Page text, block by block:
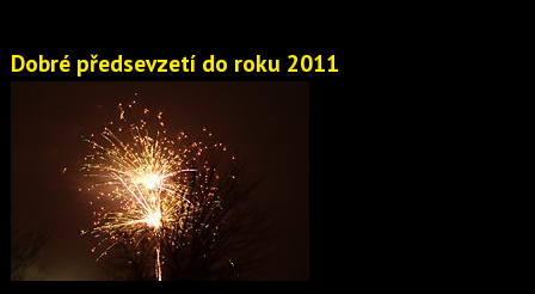
Dobré předsevzetí do roku 2011